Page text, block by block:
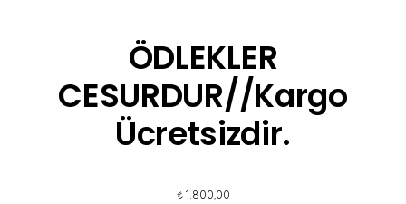
ÖDLEKLER
CESURDUR//Kargo
Ücretsizdir.
₺1.800,00